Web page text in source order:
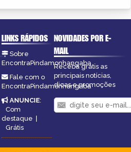
LINKS RÁPIDOS
Sobre
EncontraPindamonhangaba
Fale com o
EncontraPindamonhangaba
ANUNCIE:
Com
destaque |
Grátis
NOVIDADES POR E-
MAIL
Receba grátis as
principais notícias,
dicas e promoções